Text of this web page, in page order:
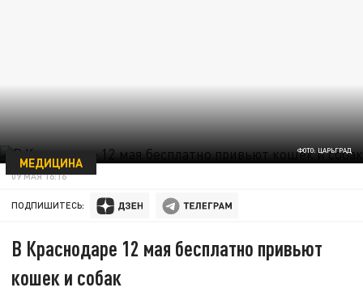
ФОТО: ЦАРЬГРАД
МЕДИЦИНА
09 МАЯ 16:16
ПОДПИШИТЕСЬ:
В Краснодаре 12 мая бесплатно привьют
кошек и собак